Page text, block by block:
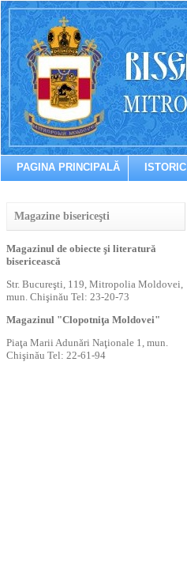
PAGINA PRINCIPALĂ ISTORIC
Magazine bisericeşti
Magazinul de obiecte şi literatură
bisericească
Str. Bucureşti, 119, Mitropolia Moldovei,
mun. Chişinău Tel: 23-20-73
Magazinul "Clopotniţa Moldovei"
Piaţa Marii Adunări Naţionale 1, mun.
Chişinău Tel: 22-61-94